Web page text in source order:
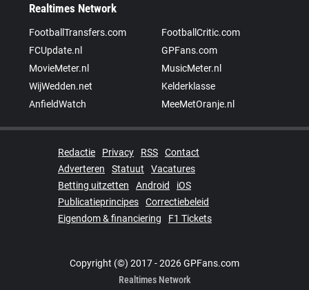
Realtimes Network
FootballTransfers.com
FootballCritic.com
FCUpdate.nl
GPFans.com
MovieMeter.nl
MusicMeter.nl
WijWedden.net
Kelderklasse
AnfieldWatch
MeeMetOranje.nl
Redactie Privacy RSS
Contact
Adverteren
Statuut
Vacatures
Betting uitzetten
Android
iOS
Publicatieprincipes
Correctiebeleid
Eigendom & financiering
F1 Tickets
Copyright (©) 2017 - 2026 GPFans.com
Realtimes Network